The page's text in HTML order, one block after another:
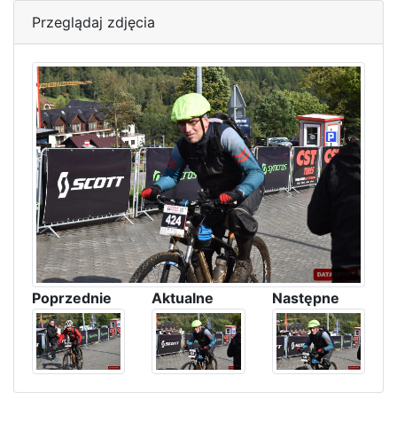
Przeglądaj zdjęcia
Poprzednie Aktualne Następne